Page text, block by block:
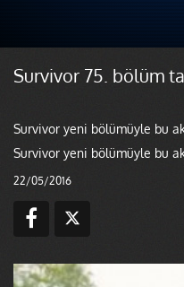
Survivor 75. bölüm
Survivor yeni bölümüyle bu
Survivor yeni bölümüyle bu
22/05/2016